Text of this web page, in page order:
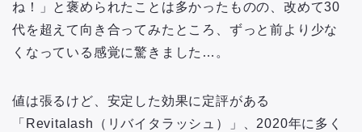
ね！」と褒められたことは多かったものの、改めて30
代を超えて向き合ってみたところ、ずっと前より少な
くなっている感覚に驚きました…。
値は張るけど、安定した効果に定評がある
「Revitalash（リバイタラッシュ）」、2020年に多く